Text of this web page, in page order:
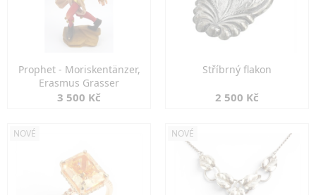
Prophet - Moriskentänzer,
Erasmus Grasser
3 500 Kč
Stříbrný flakon
2 500 Kč
NOVÉ NOVÉ